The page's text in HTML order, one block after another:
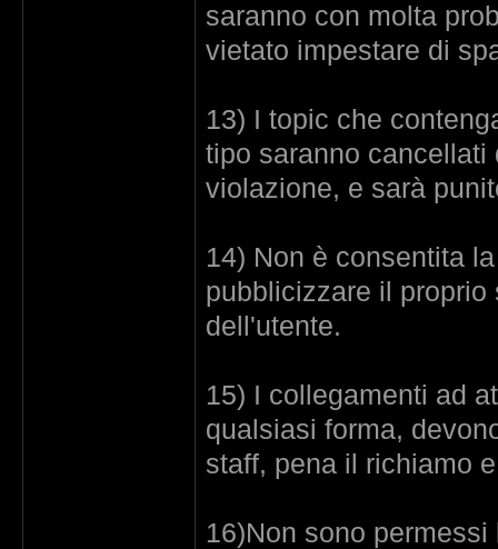
saranno con molta
vietato impestare di
13) I topic che
tipo saranno
violazione, e sarà
14) Non è consentita
pubblicizzare il
dell'utente.
15) I collegamenti ad
qualsiasi forma,
staff, pena il richiamo
16)Non sono